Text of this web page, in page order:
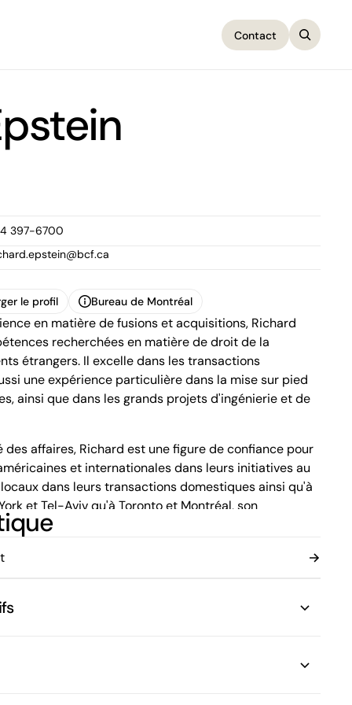
Contact
397-6700
le profil
le profil
Bureau de Montréal
Bureau de Montréal
1100, boulevard René-Lévesque Ouest,
25e étage
Montréal (Québec) H3B 5C9
Canada
Tél. (514) 397-8500
Fax. (514) 397-8515
en matière de fusions et acquisitions, Richard
recherchées en matière de droit de la
étrangers. Il excelle dans les transactions
une expérience particulière dans la mise sur pied
ainsi que dans les grands projets d'ingénierie et de
affaires, Richard est une figure de confiance pour
et internationales dans leurs initiatives au
dans leurs transactions domestiques ainsi qu'à
et Tel-Aviv qu'à Toronto et Montréal, son
lui permettent de mener avec brio des
Québec et du Barreau de New York, il détient
dans le projet de retour d'une équipe de
d'affaires montréalaise, les divers paliers de
représentants de l'industrie des sports et du